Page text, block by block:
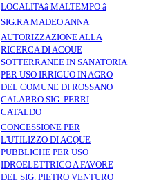
LOCALITAâ MALTEMPO â
SIG.RA MADEO ANNA
AUTORIZZAZIONE ALLA
RICERCA DI ACQUE
SOTTERRANEE IN SANATORIA
PER USO IRRIGUO IN AGRO
DEL COMUNE DI ROSSANO
CALABRO SIG. PERRI
CATALDO
CONCESSIONE PER
L'UTILIZZO DI ACQUE
PUBBLICHE PER USO
IDROELETTRICO A FAVORE
DEL SIG. PIETRO VENTURO